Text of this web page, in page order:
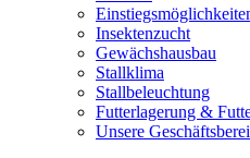
Insektenzucht
Gewächshausbau
Stallklima
Stallbeleuchtung
Futterlagerung &
Unsere